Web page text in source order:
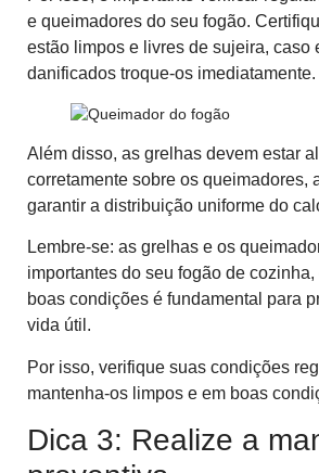
e queimadores do seu fogão.
estão limpos e livres de sujeira, caso
danificados troque-os imediatamente.
Além disso, as grelhas devem estar
corretamente sobre os queimadores,
garantir a distribuição uniforme do
Lembre-se: as grelhas e os
importantes do seu fogão de
boas condições é fundamental para
vida útil.
Por isso, verifique suas condições
mantenha-os limpos e em boas
Dica 3: Realize a